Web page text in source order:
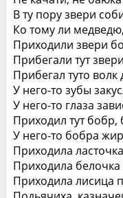
В ту пору звери
Ко тому ли
Приходили звери
Прибегали тут
Прибегал туто
У него-то зубы
У него-то глаза
Приходил тут бобр,
У него-то бобра
Приходила
Приходила белочка
Приходила лисица